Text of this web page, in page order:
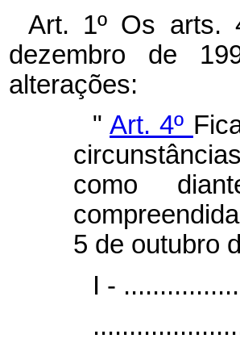
Art. 1º Os arts.
dezembro de
alterações:
"Art. 4º
como
5 de outubro
I -